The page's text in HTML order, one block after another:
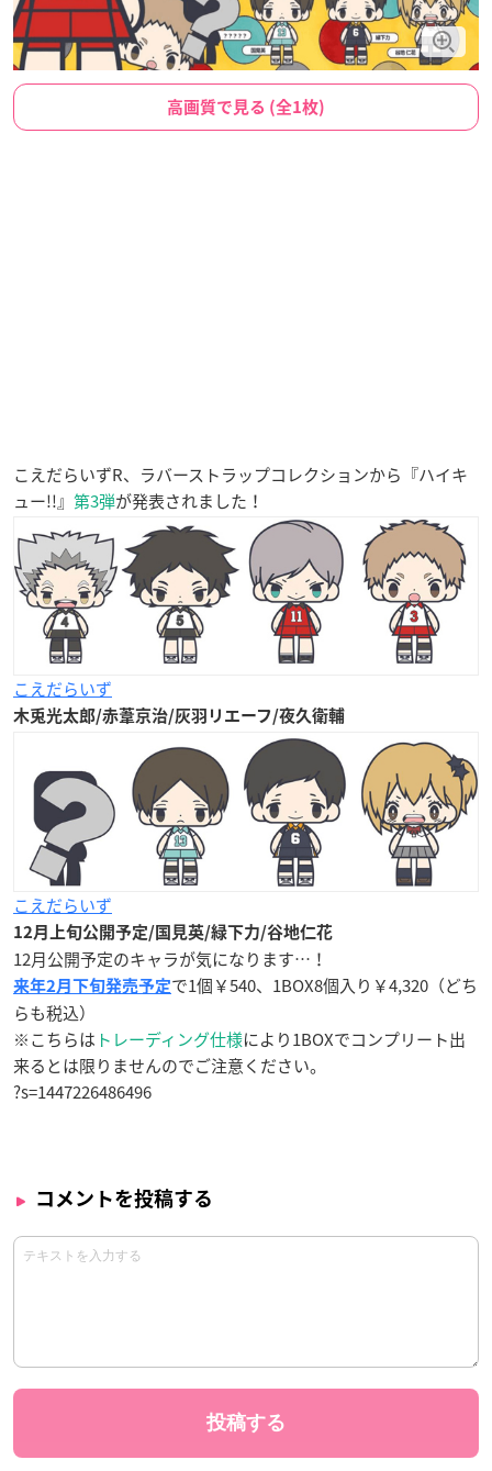
高画質で見る (全1枚)
こえだらいずR、ラバーストラップコレクションから『ハイキ
ュー!!』 第3弾が発表されました！
こえだらいず
木兎光太郎/赤葦京治/灰羽リエーフ/夜久衛輔
こえだらいず
12月上旬公開予定/国見英/緑下力/谷地仁花
12月公開予定のキャラが気になります…！
来年2月下旬発売予定で1個￥540、1BOX8個入り￥4,320（どち
らも税込）
※こちらは トレーディング仕様により1BOXでコンプリート出
来るとは限りませんのでご注意ください。
?s=1447226486496
コメントを投稿する